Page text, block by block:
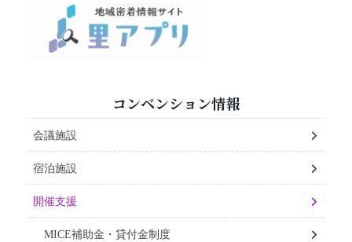
コンベンション情報
会議施設
宿泊施設
開催支援
MICE補助金・貸付金制度